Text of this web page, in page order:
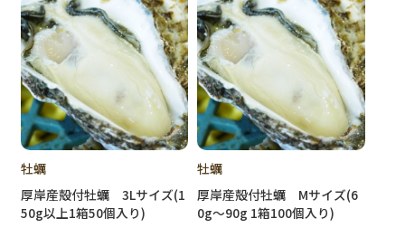
牡蠣
厚岸産殻付牡蠣 3Lサイズ(1
50g以上1箱50個入り)
牡蠣
厚岸産殻付牡蠣 Mサイズ(6
0g～90g 1箱100個入り)